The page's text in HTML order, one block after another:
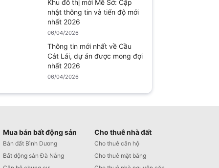
Khu đô thị mới Mễ Sở: Cập
nhật thông tin và tiến độ mới
nhất 2026
06/04/2026
Thông tin mới nhất về Cầu
Cát Lái, dự án được mong đợi
nhất 2026
06/04/2026
Mua bán bất động sản
Bán đất Bình Dương
Bất động sản Đà Nẵng
Cho thuê nhà đất
Cho thuê căn hộ
Cho thuê mặt bằng